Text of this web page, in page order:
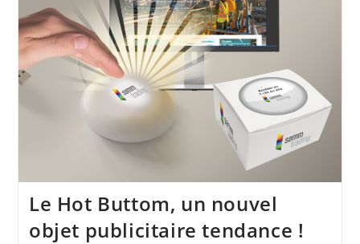
Le Hot Buttom, un nouvel
objet publicitaire tendance !